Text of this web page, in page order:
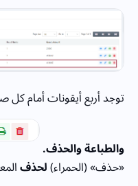
توجد أربع أيقونات أمام
والطباعة والحذف.
«حذف» (الحمراء)لحذف